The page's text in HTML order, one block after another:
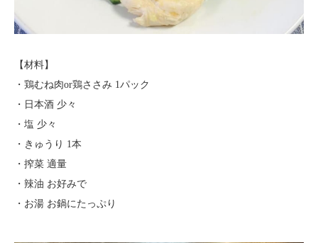
【材料】
・鶏むね肉or鶏ささみ 1パック
・日本酒 少々
・塩 少々
・きゅうり 1本
・搾菜 適量
・辣油 お好みで
・お湯 お鍋にたっぷり